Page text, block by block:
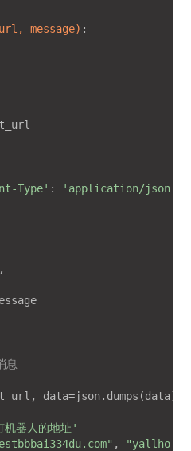
message) :
Type' : 'application/json'
,
息
data=json.dumps(data),
机器人的地址'
,